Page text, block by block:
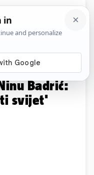
Komentari
očarale
Badrić:
svijet'